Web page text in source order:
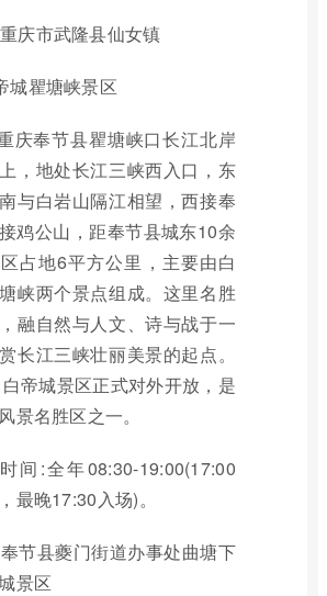
庆市武隆县仙女镇
城瞿塘峡景区
庆奉节县瞿塘峡口长江北岸
，地处长江三峡西入口，东
与白岩山隔江相望，西接奉
鸡公山，距奉节县城东10余
占地6平方公里，主要由白
峡两个景点组成。这里名胜
融自然与人文、诗与战于一
长江三峡壮丽美景的起点。
帝城景区正式对外开放，是
景名胜区之一。
间:全年08:30-19:00(17:00
最晚17:30入场)。
节县夔门街道办事处曲塘下
景区